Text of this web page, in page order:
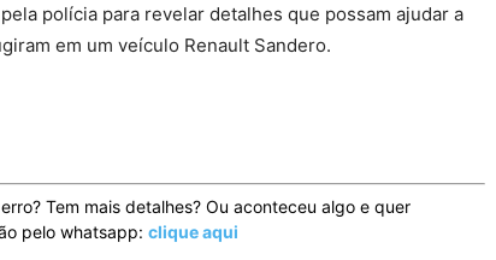
polícia para revelar detalhes que possam ajudar a
em um veículo Renault Sandero.
Tem mais detalhes? Ou aconteceu algo e quer
pelo whatsapp: clique aqui